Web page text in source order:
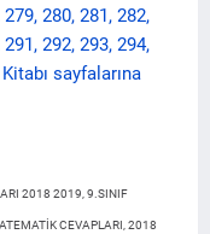
280, 281, 282,
292, 293, 294,
sayfalarına
2018 2019, 9.SINIF
CEVAPLARI, 2018